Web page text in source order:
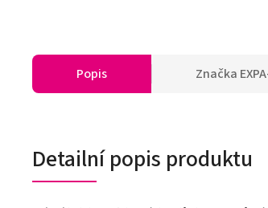
Popis Značka
Detailní popis produktu